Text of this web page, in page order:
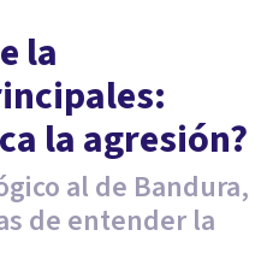
la
la agresión?
al de Bandura,
de entender la